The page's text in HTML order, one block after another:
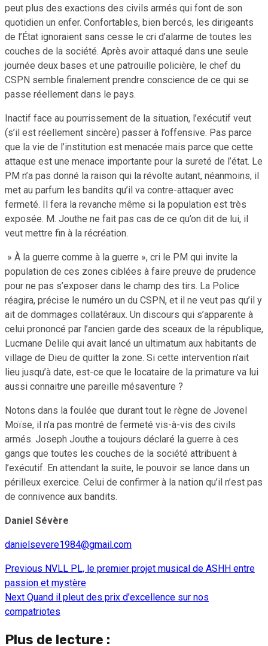
peut plus des exactions des civils armés qui font de son
quotidien un enfer. Confortables, bien bercés, les dirigeants
de l’État ignoraient sans cesse le cri d’alarme de toutes les
couches de la société. Après avoir attaqué dans une seule
journée deux bases et une patrouille policière, le chef du
CSPN semble finalement prendre conscience de ce qui se
passe réellement dans le pays.
Inactif face au pourrissement de la situation, l’exécutif veut
(s’il est réellement sincère) passer à l’offensive. Pas parce
que la vie de l’institution est menacée mais parce que cette
attaque est une menace importante pour la sureté de l’état. Le
PM n’a pas donné la raison qui la révolte autant, néanmoins, il
met au parfum les bandits qu’il va contre-attaquer avec
fermeté. Il fera la revanche même si la population est très
exposée. M. Jouthe ne fait pas cas de ce qu’on dit de lui, il
veut mettre fin à la récréation.
» À la guerre comme à la guerre », cri le PM qui invite la
population de ces zones ciblées à faire preuve de prudence
pour ne pas s’exposer dans le champ des tirs. La Police
réagira, précise le numéro un du CSPN, et il ne veut pas qu’il y
ait de dommages collatéraux. Un discours qui s’apparente à
celui prononcé par l’ancien garde des sceaux de la république,
Lucmane Delile qui avait lancé un ultimatum aux habitants de
village de Dieu de quitter la zone. Si cette intervention n’ait
lieu jusqu’à date, est-ce que le locataire de la primature va lui
aussi connaitre une pareille mésaventure ?
Notons dans la foulée que durant tout le règne de Jovenel
Moïse, il n’a pas montré de fermeté vis-à-vis des civils
armés. Joseph Jouthe a toujours déclaré la guerre à ces
gangs que toutes les couches de la société attribuent à
l’exécutif. En attendant la suite, le pouvoir se lance dans un
périlleux exercice. Celui de confirmer à la nation qu’il n’est pas
de connivence aux bandits.
Daniel Sévère
danielsevere1984@gmail.com
Continue
Reading
Previous NVLL PL, le premier projet musical de ASHH entre
passion et mystère
Next Quand il pleut des prix d’excellence sur nos
compatriotes
Plus de lecture :